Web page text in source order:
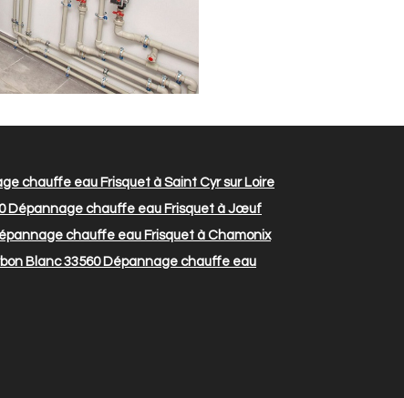
chauffe eau Frisquet à Saint Cyr sur Loire
Dépannage chauffe eau Frisquet à Jœuf
chauffe eau Frisquet à Chamonix
Blanc 33560Dépannage chauffe eau